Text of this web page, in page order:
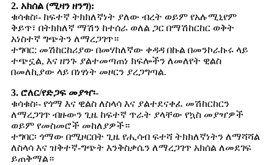
2. አክሰል (ሚዛን ዘንግ):
ቁሳቁስ፡- ከፍተኛ ትክክለኛነት ያለው ብረት ወይም የአሉሚኒየም
ቅይጥ፣ በትክክለኛ ማሽን ከተሰራ ወለል ጋር በማሽከርከር ወቅት
አነስተኛ ግጭትን ለማረጋገጥ።
ተግባር: መሽከርከሪያው በመሃከለኛው ቀዳዳ በኩል በመንኮራኩሩ ላይ
ተጭኗል, እና ዘንጉ ያልተመጣጠነ ክፍሎችን ለመለየት ዊልስ
በመለኪያው ላይ በነፃነት መዞርን ያረጋግጣል.
3. ሮለር/የድጋፍ መያዣ፡-
ቁሳቁስ፡- የጎማ እና ዊልስ ለስላሳ እና ያልተደናቀፈ መሽከርከርን
ለማረጋገጥ ብዙውን ጊዜ ከፍተኛ ጥራት ያላቸው የኳስ መያዣዎች
ወይም የመስመሮች መከለያዎች።
ተግባር፡ ጎማው በሚዞርበት ጊዜ የሒሳብ ፍተሻ ትክክለኛነትን ለማሻሻል
ለስላሳ እና ዝቅተኛ-ግጭት እንቅስቃሴን ለማረጋገጥ አክሰል ለመደገፍ
ይጠቅማል።